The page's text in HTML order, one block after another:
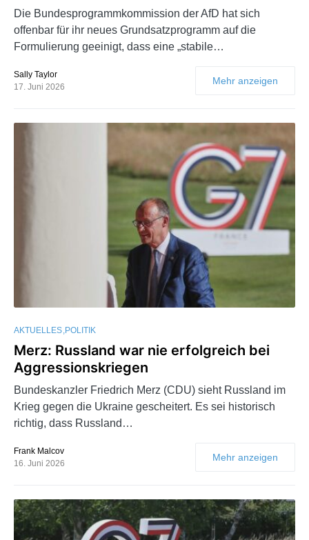
Die Bundesprogrammkommission der AfD hat sich
offenbar für ihr neues Grundsatzprogramm auf die
Formulierung geeinigt, dass eine „stabile…
Sally Taylor
17. Juni 2026
Mehr anzeigen
AKTUELLES POLITIK
Merz: Russland war nie erfolgreich bei
Aggressionskriegen
Bundeskanzler Friedrich Merz (CDU) sieht Russland im
Krieg gegen die Ukraine gescheitert. Es sei historisch
richtig, dass Russland…
Frank Malcov
16. Juni 2026
Mehr anzeigen